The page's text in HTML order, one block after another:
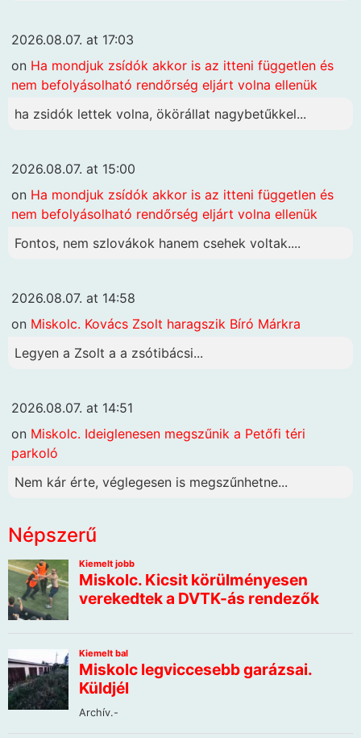
2026.08.07. at 17:03
on Ha mondjuk zsídók akkor is az itteni független és
nem befolyásolható rendőrség eljárt volna ellenük
ha zsidók lettek volna, ökörállat nagybetűkkel...
2026.08.07. at 15:00
on Ha mondjuk zsídók akkor is az itteni független és
nem befolyásolható rendőrség eljárt volna ellenük
Fontos, nem szlovákok hanem csehek voltak....
2026.08.07. at 14:58
on Miskolc. Kovács Zsolt haragszik Bíró Márkra
Legyen a Zsolt a a zsótibácsi...
2026.08.07. at 14:51
on Miskolc. Ideiglenesen megszűnik a Petőfi téri
parkoló
Nem kár érte, véglegesen is megszűnhetne...
Népszerű